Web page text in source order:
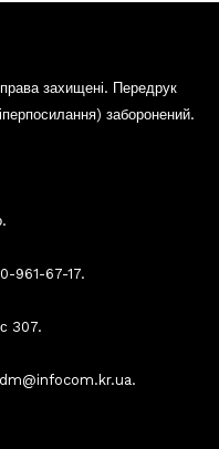
захищені. Передрук
заборонений.
961-67-17.
307.